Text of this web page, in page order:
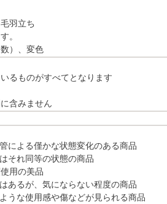
羽立ち
。
）、変色
るものがすべてとなります
含みません
による僅かな状態変化のある商品
それ同等の状態の商品
用の美品
あるが、気にならない程度の商品
うな使用感や傷などが見られる商品